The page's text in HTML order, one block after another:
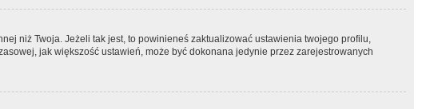
niż Twoja. Jeżeli tak jest, to powinieneś zaktualizować ustawienia twojego profilu,
jak większość ustawień, może być dokonana jedynie przez zarejestrowanych